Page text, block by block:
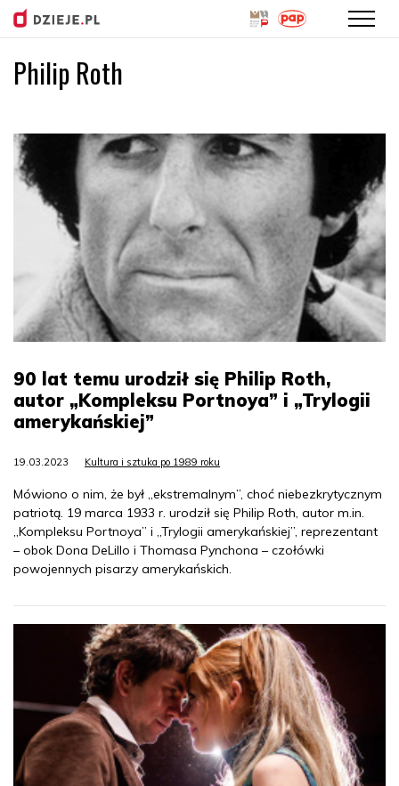
Philip Roth
90 lat temu urodził się Philip Roth,
autor „Kompleksu Portnoya” i „Trylogii
amerykańskiej”
19.03.2023 Kultura i sztuka po 1989 roku
Mówiono o nim, że był „ekstremalnym”, choć niebezkrytycznym
patriotą. 19 marca 1933 r. urodził się Philip Roth, autor m.in.
„Kompleksu Portnoya” i „Trylogii amerykańskiej”, reprezentant
– obok Dona DeLillo i Thomasa Pynchona – czołówki
powojennych pisarzy amerykańskich.